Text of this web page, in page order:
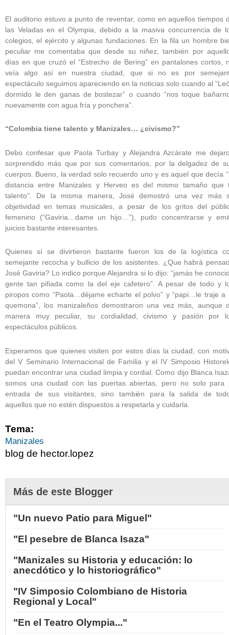
El auditorio estuvo a punto de reventar, como en aquellos tiempos
las Veladas en el Olympia, debido a la masiva concurrencia de
colegios, el ejército y algunas fundaciones. En la fila un hombre
peculiar me comentaba que desde su niñez, también por
días en que cruzó el “Estrecho de Bering” en pantalones cortos,
veía algo así en nuestra ciudad, que si no es por
espectáculo seguimos apareciendo en la noticias solo cuando al
dormido le den ganas de bostezar” o cuando “nos toque
nuevamente con agua fría y ponchera”.
“Colombia tiene talento y Manizales… ¿civismo?”
Debo confesar que Paola Turbay y Alejandra Azcárate me
sorprendido más que por sus comentarios, por la delgadez de
cuerpos. Bueno, la verdad solo recuerdo uno y es aquel que decía
distancia entre Manizales y Herveo es del mismo tamaño que
talento”. De la misma manera, José demostró una vez más
objetividad en temas musicales, a pesar de los gritos del
femenino (“Gaviria…dame un hijo…”), pudo concentrarse y
juicios bastante interesantes.
Quienes sí se divirtieron bastante fueron los de la logística
semejante recocha y bullicio de los asistentes. ¿Que habrá
José Gaviria? Lo indico porque Alejandra si lo dijo: “jamás he
gente tan pifiada como la del eje cafetero”. A pesar de todo y
piropos como “Paola…déjame echarte el polvo” y “papi…le traje a
quemona”, los manizaleños demostraron una vez más, aunque
manera muy peculiar, su cordialidad, civismo y pasión por
espectáculos públicos.
Esperamos que quienes visiten por estos días la ciudad, con
del V Seminario Internacional de Familia y el IV Simposio
puedan encontrar una ciudad limpia y cordial. Como dijo Blanca
somos una ciudad con las puertas abiertas, pero no solo para
entrada de sus visitantes, sino también para la salida de
aquellos que no estén dispuestos a respetarla y cuidarla.
Tema:
Manizales
blog de hector.lopez
Más de este Blogger
"Un nuevo Patio para Miguel"
"El pesebre de Blanca Isaza"
"Manizales su Historia y educación: lo
anecdótico y lo historiográfico"
"IV Simposio Colombiano de Historia
Regional y Local"
"En el Teatro Olympia..."